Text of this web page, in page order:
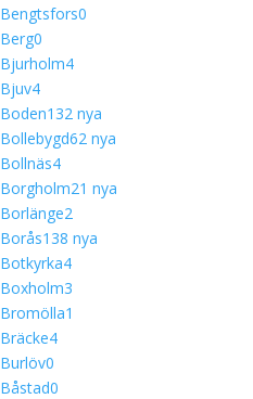
Bengtsfors0
Berg0
Bjurholm4
Bjuv4
Boden132 nya
Bollebygd62 nya
Bollnäs4
Borgholm21 nya
Borlänge2
Borås138 nya
Botkyrka4
Boxholm3
Bromölla1
Bräcke4
Burlöv0
Båstad0